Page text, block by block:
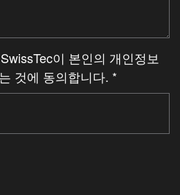
이 본인의 개인정보
것에 동의합니다. *